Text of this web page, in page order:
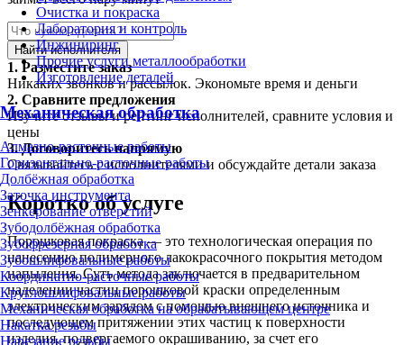
Очистка и покраска
Лаборатория и контроль
Инжиниринг
Прочие услуги металлообработки
Изготовление деталей
Механическая обработка
Алмазно-расточные работы
Горизонтально-расточные работы
Долбёжная обработка
Заточка инструмента
Зенкерование отверстий
Зубодолбёжная обработка
Зубофрезерная обработка
Зубошлифовальные работы
Координатно-расточные работы
Круглошлифовальные работы
Механическая обработка на обрабатывающем центре
Накатка резьбы
Нарезание резьбы
Найти исполнителя
1. Разместите заказ
Никаких звонков и рассылок. Экономьте время и деньги
2. Сравните предложения
Изучите отзывы и рейтинг исполнителей, сравните условия и
цены
3.Договоритесь напрямую
Связывайтесь с исполнителями и обсуждайте детали заказа
Коротко об услуге
Порошковая покраска — это технологическая операция по
нанесению полимерного лакокрасочного покрытия методом
напыления. Суть метода заключается в предварительном
наделении частиц порошковой краски определенным
электрическим зарядом с помощью внешнего источника и
последующем притяжении этих частиц к поверхности
изделия, подвергаемого окрашиванию, за счет его